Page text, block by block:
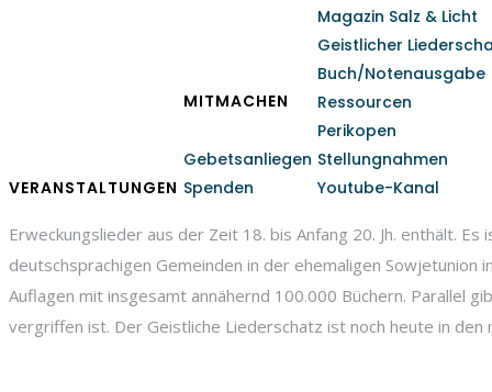
VERANSTALTUNGEN
MITMACHEN
Gebetsanliegen
Spenden
Magazin Salz & Licht
Geistlicher
Buch/Notenausgabe
Ressourcen
Perikopen
Stellungnahmen
Youtube-Kanal
Erweckungslieder aus der Zeit 18. bis Anfang 20. Jh. enthält.
deutschsprachigen Gemeinden in der ehemaligen
Auflagen mit insgesamt annähernd 100.000 Büchern. Parallel
vergriffen ist. Der Geistliche Liederschatz ist noch heute in den